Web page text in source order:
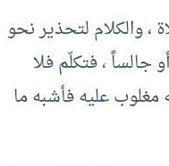
، والكلام لتحذير نحو
جالساً ، فتكلّم فلا
مغلوب عليه فأشبه ما